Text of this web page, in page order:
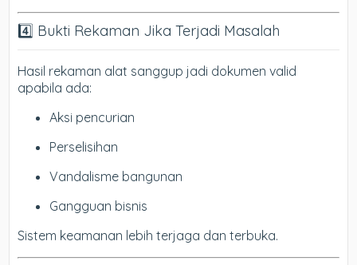
4️⃣ Bukti Rekaman Jika Terjadi Masalah
Hasil rekaman alat sanggup jadi dokumen valid
apabila ada:
Aksi pencurian
Perselisihan
Vandalisme bangunan
Gangguan bisnis
Sistem keamanan lebih terjaga dan terbuka.